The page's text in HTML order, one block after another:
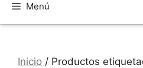
Menú
Inicio / Productos